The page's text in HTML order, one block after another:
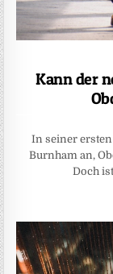
Kann der
In seiner
Burnham an,
Doch